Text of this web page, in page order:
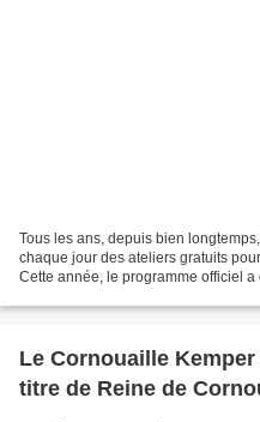
Tous les ans, depuis bien
chaque jour des ateliers gratuits
Cette année, le programme officiel
Le Cornouaille
titre de Reine de